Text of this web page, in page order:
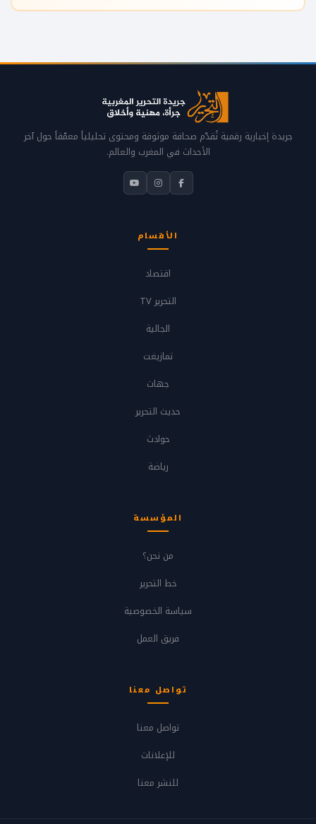
جريدة إخبارية رقمية تُقدّم صحافة موثوقة ومحتوى تحليلياً معمّقاً حول آخر
الأحداث في المغرب والعالم.
الأقسام
اقتصاد
التحرير TV
الجالية
تمازيغت
جهات
حديث التحرير
حوادث
رياضة
المؤسسة
من نحن؟
خط التحرير
سياسة الخصوصية
فريق العمل
تواصل معنا
تواصل معنا
للإعلانات
للنشر معنا